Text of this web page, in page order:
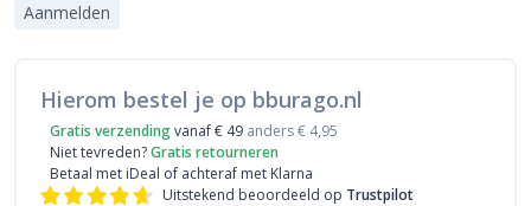
Aanmelden
Hierom bestel je op bburago.nl
Gratis verzendingvanaf € 49 anders € 4,95
Niet tevreden?Gratis retourneren
Betaal met iDeal of achteraf met Klarna
Uitstekend beoordeeld op Trustpilot